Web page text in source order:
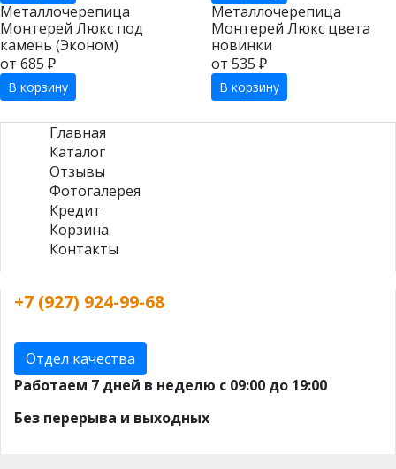
Металлочерепица
Монтерей Люкс под
камень (Эконом)
от 685 ₽
В корзину
Металлочерепица
Монтерей Люкс цвета
новинки
от 535 ₽
В корзину
Главная
Каталог
Отзывы
Фотогалерея
Кредит
Корзина
Контакты
+7 (927) 924-99-68
Отдел качества
Работаем 7 дней в неделю с 09:00 до 19:00
Без перерыва и выходных